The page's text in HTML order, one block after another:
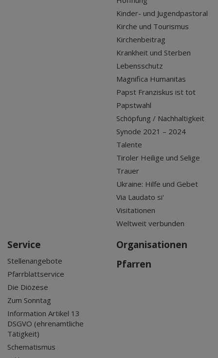
Kinder- und Jugendpastoral
Kirche und Tourismus
Kirchenbeitrag
Krankheit und Sterben
Lebensschutz
Magnifica Humanitas
Papst Franziskus ist tot
Papstwahl
Schöpfung / Nachhaltigkeit
Synode 2021 – 2024
Talente
Tiroler Heilige und Selige
Trauer
Ukraine: Hilfe und Gebet
Via Laudato si'
Visitationen
Weltweit verbunden
Service
Stellenangebote
Pfarrblattservice
Die Diözese
Zum Sonntag
Information Artikel 13
DSGVO (ehrenamtliche
Tätigkeit)
Schematismus
Organisationen
Pfarren